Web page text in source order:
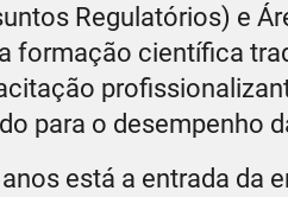
Regulatórios) e
formação científica
para o desempenho
está a entrada da